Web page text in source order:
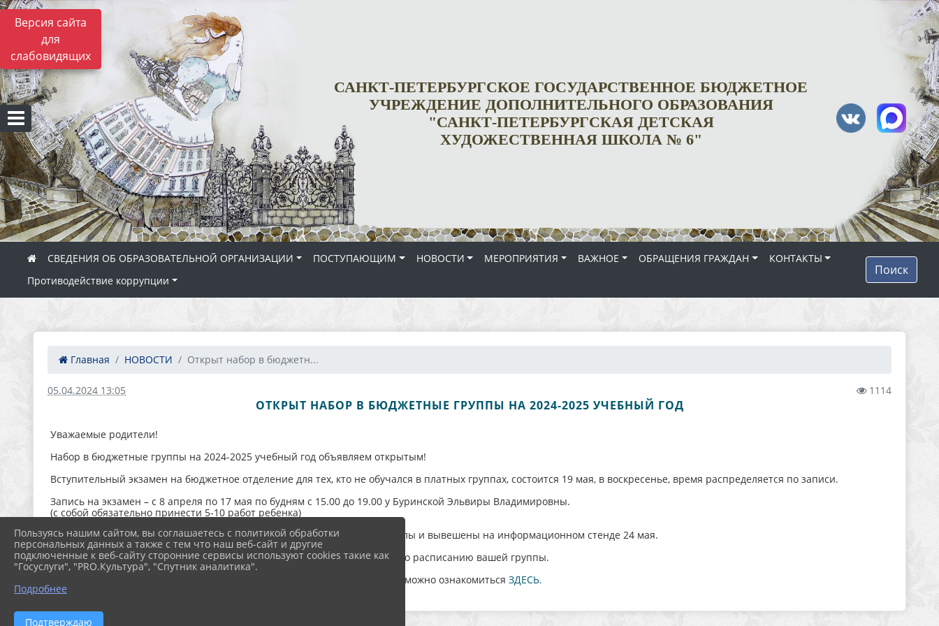
Версия сайта
для
слабовидящих
САНКТ-ПЕТЕРБУРГСКОЕ ГОСУДАРСТВЕННОЕ БЮДЖЕТНОЕ
УЧРЕЖДЕНИЕ ДОПОЛНИТЕЛЬНОГО ОБРАЗОВАНИЯ
"САНКТ-ПЕТЕРБУРГСКАЯ ДЕТСКАЯ
ХУДОЖЕСТВЕННАЯ ШКОЛА № 6"
СВЕДЕНИЯ ОБ ОБРАЗОВАТЕЛЬНОЙ ОРГАНИЗАЦИИ ПОСТУПАЮЩИМ НОВОСТИ МЕРОПРИЯТИЯ ВАЖНОЕ ОБРАЩЕНИЯ ГРАЖДАН
КОНТАКТЫ
Противодействие коррупции
Поиск
Главная НОВОСТИ Открыт набор в бюджетн...
05.04.2024 13:05 1114
ОТКРЫТ НАБОР В БЮДЖЕТНЫЕ ГРУППЫ НА 2024-2025 УЧЕБНЫЙ ГОД
Уважаемые родители!
Набор в бюджетные группы на 2024-2025 учебный год объявляем открытым!
Вступительный экзамен на бюджетное отделение для тех, кто не обучался в платных группах, состоится 19 мая, в воскресенье, время распределяется по записи.
Запись на экзамен – с 8 апреля по 17 мая по будням с 15.00 до 19.00 у Буринской Эльвиры Владимировны.
(с собой обязательно принести 5-10 работ ребенка)
Результаты вступительных экзаменов будут опубликованы на сайте школы и вывешены на информационном стенде 24 мая.
Для обучающихся в платных группах экзамен состоится с 13 по 19 мая по расписанию вашей группы.
С дополнительной информацией и примерами экзаменационных работ можно ознакомиться ЗДЕСЬ.
Пользуясь нашим сайтом, вы соглашаетесь с политикой обработки
персональных данных а также с тем что наш веб-сайт и другие
подключенные к веб-сайту сторонние сервисы используют cookies такие как
"Госуслуги", "PRO.Культура", "Спутник аналитика".
Подробнее
Подтверждаю